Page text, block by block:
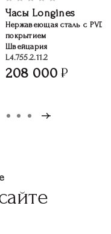
Часы Longines
Нержавеющая сталь с PVD-
покрытием
Швейцария
L4.755.2.11.2
208 000